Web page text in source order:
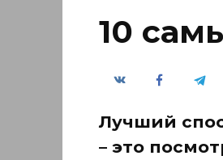
10
Лучший
– это